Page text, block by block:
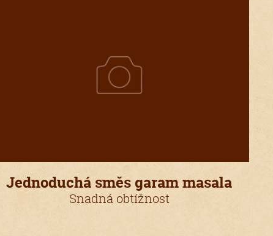
Jednoduchá směs garam masala
Snadná obtížnost